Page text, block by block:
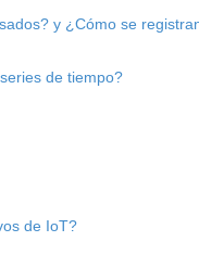
y ¿Cómo se
de tiempo?
de IoT?